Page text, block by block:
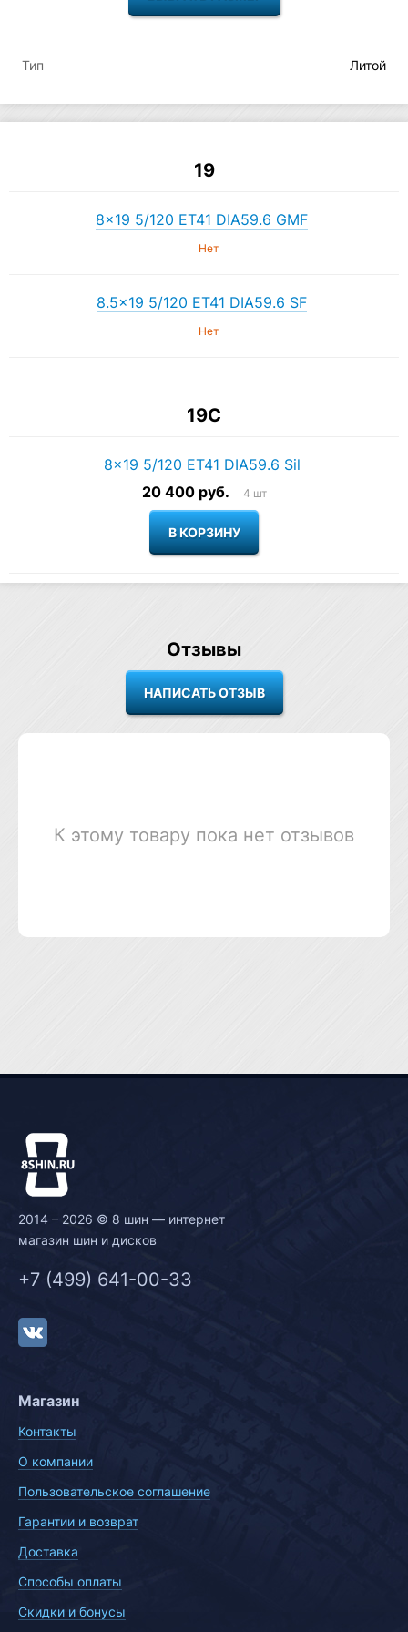
Тип Литой
19
8×19 5/120 ET41 DIA59.6 GMF
Нет
8.5×19 5/120 ET41 DIA59.6 SF
Нет
19C
8×19 5/120 ET41 DIA59.6 Sil
20 400 руб.
4 шт
Отзывы
К этому товару пока нет отзывов
2014 – 2026 © 8 шин — интернет
магазин шин и дисков
+7 (499) 641-00-33
Магазин
Контакты
О компании
Пользовательское соглашение
Гарантии и возврат
Доставка
Способы оплаты
Скидки и бонусы